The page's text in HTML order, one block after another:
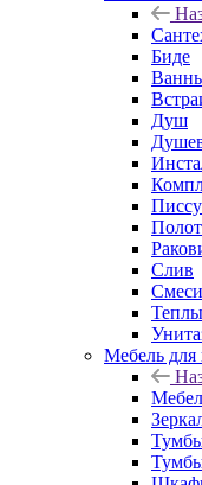
Биде
Душ
Слив
Мебель